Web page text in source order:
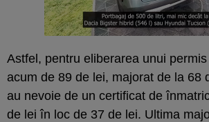
Astfel, pentru eliberarea unui
acum de 89 de lei, majorat de la 68
au nevoie de un certificat de
de lei în loc de 37 de lei. Ultima